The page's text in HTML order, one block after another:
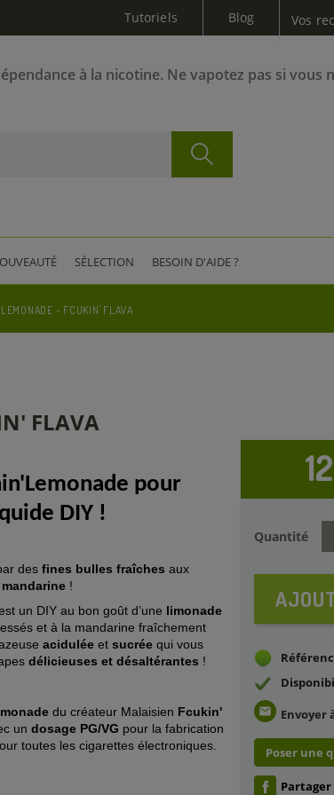
Tutoriels Blog Vos
à la nicotine. Ne vapotez pas si vous
SÉLECTION BESOIN D'AIDE ?
- FCUKIN' FLAVA
FLAVA
pour
DIY !
des fines bulles fraîches aux
!
un DIY au bon goût d’une limonade
et à la mandarine fraîchement
acidulée et sucréequi vous
délicieuses et désaltérantes !
du créateur Malaisien Fcukin'
un dosage PG/VG pour la fabrication
toutes les cigarettes électroniques.
Quantité
email Envoyer
Poser une
Partager